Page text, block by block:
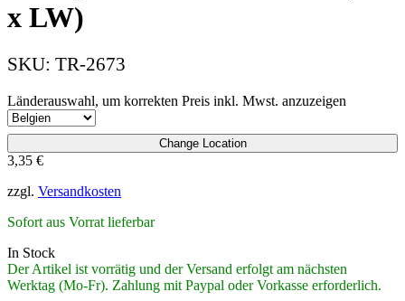
x LW)
SKU: TR-2673
Länderauswahl, um korrekten Preis inkl. Mwst. anzuzeigen
Change Location
3,35 €
zzgl. Versandkosten
Sofort aus Vorrat lieferbar
In Stock
Der Artikel ist vorrätig und der Versand erfolgt am nächsten
Werktag (Mo-Fr). Zahlung mit Paypal oder Vorkasse erforderlich.